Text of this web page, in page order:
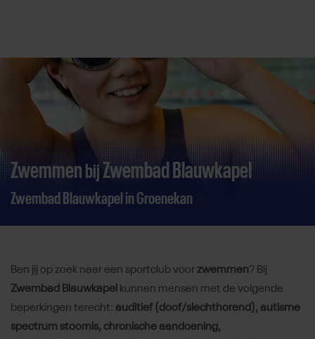
Direct door naar content
Zwemmen bijZwembad Blauwkapel
Zwembad Blauwkapel in Groenekan
Ben jij op zoek naar een sportclub voorzwemmen? Bij
Zwembad Blauwkapel kunnen mensen met de volgende
beperkingen terecht: auditief (doof/slechthorend), autisme
spectrum stoornis, chronische aandoening,